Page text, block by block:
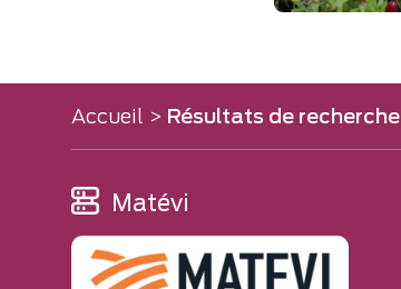
Accueil > Résultats de recherche
Matévi